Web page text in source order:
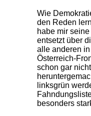
Wie
den Reden
habe mir
entsetzt über
alle anderen
Österreich-
schon gar
linksgrün
besonders